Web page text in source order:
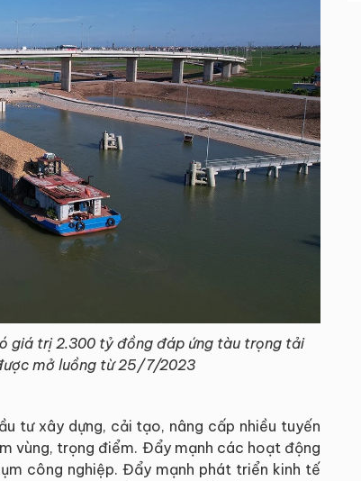
giá trị 2.300 tỷ đồng đáp ứng tàu trọng tải
mở luồng từ 25/7/2023
tư xây dựng, cải tạo, nâng cấp nhiều tuyến
vùng, trọng điểm. Đẩy mạnh các hoạt động
công nghiệp. Đẩy mạnh phát triển kinh tế